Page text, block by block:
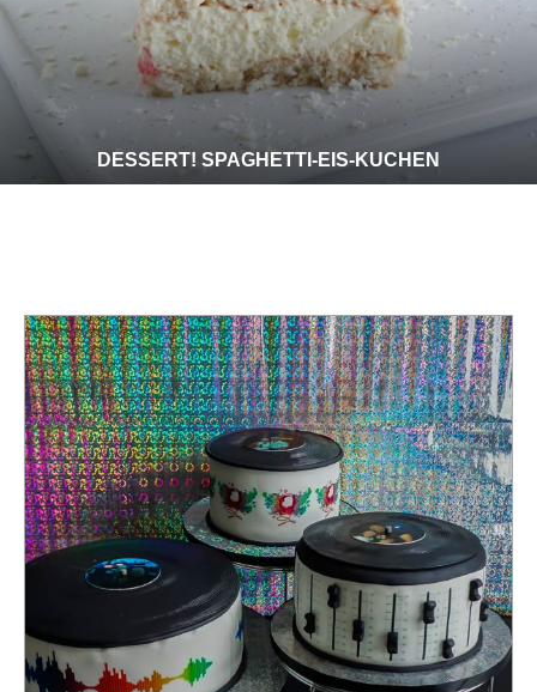
DESSERT! SPAGHETTI-EIS-KUCHEN